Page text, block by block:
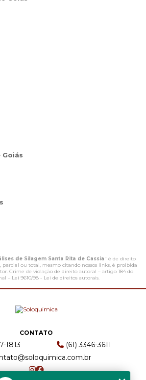
Goiás
de Silagem Santa Rita de Cassia" é de direito
parcial ou total, mesmo citando nossos links, é proibida
Crime de violação de direito autoral – artigo 184 do
– Lei 9610/98 - Lei de direitos autorais.
CONTATO
1813
(61) 3346-3611